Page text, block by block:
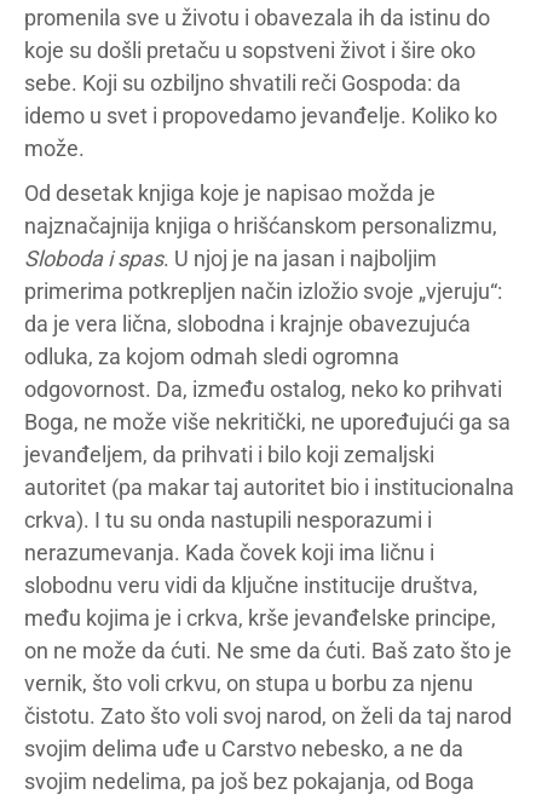
promenila sve u životu i obavezala ih da istinu do
koje su došli pretaču u sopstveni život i šire oko
sebe. Koji su ozbiljno shvatili reči Gospoda: da
idemo u svet i propovedamo jevanđelje. Koliko ko
može.
Od desetak knjiga koje je napisao možda je
najznačajnija knjiga o hrišćanskom personalizmu,
Sloboda i spas. U njoj je na jasan i najboljim
primerima potkrepljen način izložio svoje „vjeruju“:
da je vera lična, slobodna i krajnje obavezujuća
odluka, za kojom odmah sledi ogromna
odgovornost. Da, između ostalog, neko ko prihvati
Boga, ne može više nekritički, ne upoređujući ga sa
jevanđeljem, da prihvati i bilo koji zemaljski
autoritet (pa makar taj autoritet bio i institucionalna
crkva). I tu su onda nastupili nesporazumi i
nerazumevanja. Kada čovek koji ima ličnu i
slobodnu veru vidi da ključne institucije društva,
među kojima je i crkva, krše jevanđelske principe,
on ne može da ćuti. Ne sme da ćuti. Baš zato što je
vernik, što voli crkvu, on stupa u borbu za njenu
čistotu. Zato što voli svoj narod, on želi da taj narod
svojim delima uđe u Carstvo nebesko, a ne da
svojim nedelima, pa još bez pokajanja, od Boga